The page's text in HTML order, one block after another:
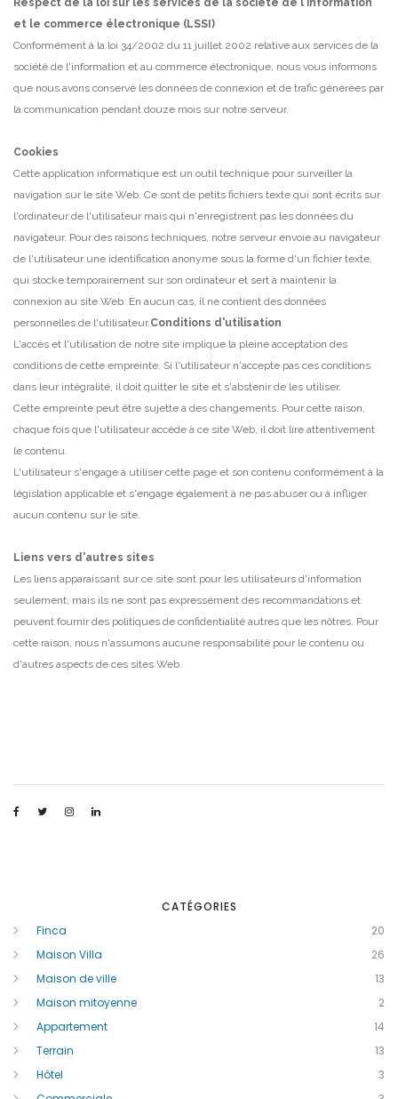
Respect de la loi sur les services de la société de l'information
et le commerce électronique (LSSI)
Conformément à la loi 34/2002 du 11 juillet 2002 relative aux services de la
société de l'information et au commerce électronique, nous vous informons
que nous avons conservé les données de connexion et de trafic générées par
la communication pendant douze mois sur notre serveur.
Cookies
Cette application informatique est un outil technique pour surveiller la
navigation sur le site Web. Ce sont de petits fichiers texte qui sont écrits sur
l'ordinateur de l'utilisateur mais qui n'enregistrent pas les données du
navigateur. Pour des raisons techniques, notre serveur envoie au navigateur
de l'utilisateur une identification anonyme sous la forme d'un fichier texte,
qui stocke temporairement sur son ordinateur et sert à maintenir la
connexion au site Web. En aucun cas, il ne contient des données
personnelles de l'utilisateur.Conditions d'utilisation
L'accès et l'utilisation de notre site implique la pleine acceptation des
conditions de cette empreinte. Si l'utilisateur n'accepte pas ces conditions
dans leur intégralité, il doit quitter le site et s'abstenir de les utiliser.
Cette empreinte peut être sujette à des changements. Pour cette raison,
chaque fois que l'utilisateur accède à ce site Web, il doit lire attentivement
le contenu.
L'utilisateur s'engage à utiliser cette page et son contenu conformément à la
législation applicable et s'engage également à ne pas abuser ou à infliger
aucun contenu sur le site.
Liens vers d'autres sites
Les liens apparaissant sur ce site sont pour les utilisateurs d'information
seulement, mais ils ne sont pas expressément des recommandations et
peuvent fournir des politiques de confidentialité autres que les nôtres. Pour
cette raison, nous n'assumons aucune responsabilité pour le contenu ou
d'autres aspects de ces sites Web.
CATÉGORIES
Finca
20
Maison Villa
26
Maison de ville
13
Maison mitoyenne
2
Appartement
14
Terrain
13
Hôtel
3
Souviens-toi de moi Forgot Password?
Sign In